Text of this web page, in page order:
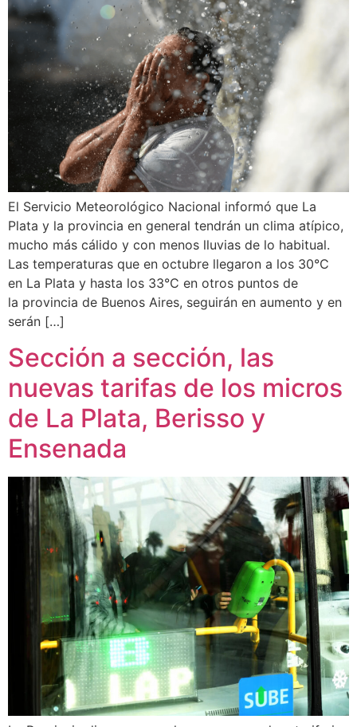
El Servicio Meteorológico Nacional informó que La
Plata y la provincia en general tendrán un clima atípico,
mucho más cálido y con menos lluvias de lo habitual.
Las temperaturas que en octubre llegaron a los 30°C
en La Plata y hasta los 33°C en otros puntos de
la provincia de Buenos Aires, seguirán en aumento y en
serán […]
Sección a sección, las
nuevas tarifas de los micros
de La Plata, Berisso y
Ensenada